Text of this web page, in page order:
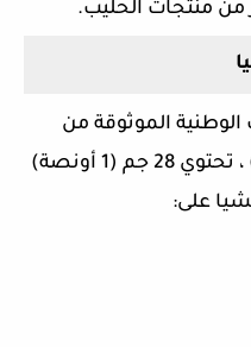
من منتجات الحليب.
الوطنية الموثوقة من
) ، تحتوي 28 جم (1 أونصة)
على: